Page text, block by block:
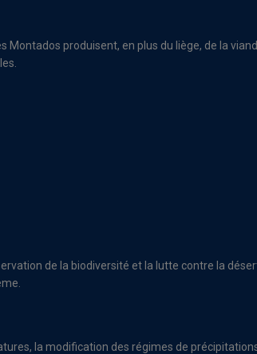
produisent, en plus du liège, de la
de la biodiversité et la lutte contre la
la modification des régimes de